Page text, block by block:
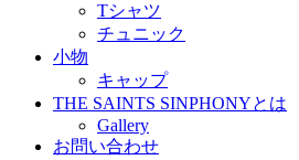
Tシャツ
チュニック
小物
キャップ
THE SAINTS SINPHONYとは
Gallery
お問い合わせ